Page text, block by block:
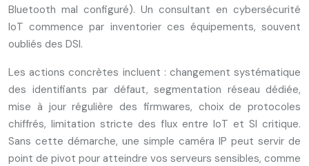
Bluetooth mal configuré). Un consultant en cybersécurité
IoT commence par inventorier ces équipements, souvent
oubliés des DSI.
Les actions concrètes incluent : changement systématique
des identifiants par défaut, segmentation réseau dédiée,
mise à jour régulière des firmwares, choix de protocoles
chiffrés, limitation stricte des flux entre IoT et SI critique.
Sans cette démarche, une simple caméra IP peut servir de
point de pivot pour atteindre vos serveurs sensibles, comme